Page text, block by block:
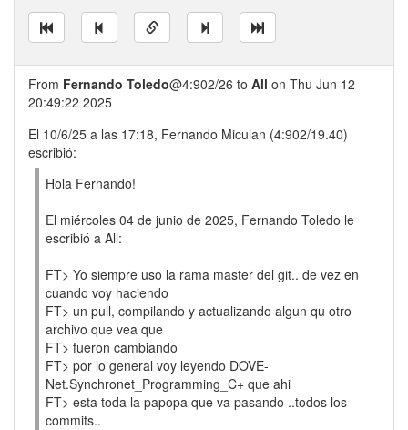
From Fernando Toledo@4:902/26 to All on Thu Jun 12
20:49:22 2025
El 10/6/25 a las 17:18, Fernando Miculan (4:902/19.40)
escribió:
Hola Fernando!
El miércoles 04 de junio de 2025, Fernando Toledo le
escribió a All:
FT> Yo siempre uso la rama master del git.. de vez en
cuando voy haciendo
FT> un pull, compilando y actualizando algun qu otro
archivo que vea que
FT> fueron cambiando
FT> por lo general voy leyendo DOVE-
Net.Synchronet_Programming_C+ que ahi
FT> esta toda la papopa que va pasando ..todos los
commits..